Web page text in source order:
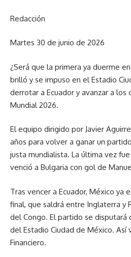
Redacción
Martes 30 de junio de 2026
¿Será que la primera ya duerme
brilló y se impuso en el Estadio
derrotar a Ecuador y avanzar a
Mundial 2026.
El equipo dirigido por Javier
años para volver a ganar un
justa mundialista. La última vez
venció a Bulgaria con gol de
Tras vencer a Ecuador, México ya
final, que saldrá entre Inglaterra y
del Congo. El partido se disputará
del Estadio Ciudad de México. Así
Financiero.